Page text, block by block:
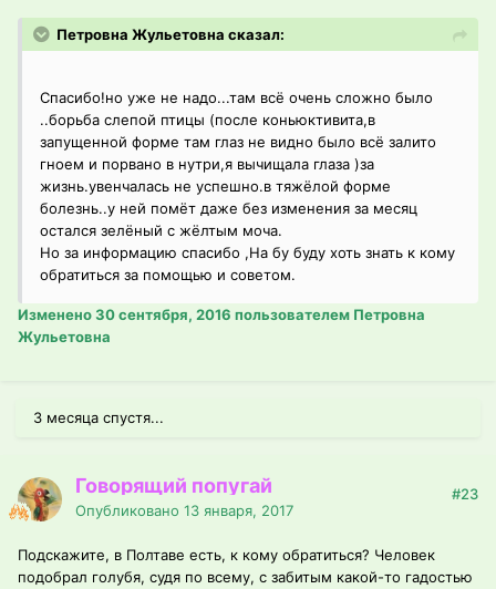
Петровна Жульетовна сказал:
Спасибо!но уже не надо...там всё очень сложно было
..борьба слепой птицы (после коньюктивита,в
запущенной форме там глаз не видно было всё залито
гноем и порвано в нутри,я вычищала глаза )за
жизнь.увенчалась не успешно.в тяжёлой форме
болезнь..у ней помёт даже без изменения за месяц
остался зелёный с жёлтым моча.
Но за информацию спасибо ,На бу буду хоть знать к кому
обратиться за помощью и советом.
Изменено30 сентября, 2016 пользователем Петровна
Жульетовна
3 месяца спустя...
Говорящий попугай
Опубликовано 13 января, 2017
#23
Подскажите, в Полтаве есть, к кому обратиться? Человек
подобрал голубя, судя по всему, с забитым какой-то гадостью